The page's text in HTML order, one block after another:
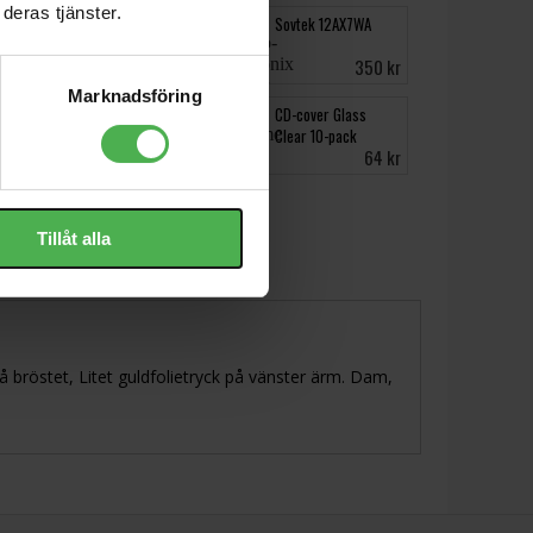
tjänster.
Marknadsföring
Tillåt alla
DIN 5-pin Ma >
Sovtek 12AX7WA
350 kr
5999 kr
CD-cover Glass
Clear 10-pack
64 kr
bröstet, Litet guldfolietryck på vänster ärm. Dam,